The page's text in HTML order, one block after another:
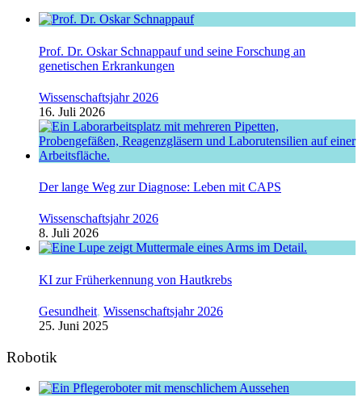
Prof. Dr. Oskar Schnappauf und seine Forschung an
genetischen Erkrankungen
Wissenschaftsjahr 2026
16. Juli 2026
Der lange Weg zur Diagnose: Leben mit CAPS
Wissenschaftsjahr 2026
8. Juli 2026
KI zur Früherkennung von Hautkrebs
Gesundheit, Wissenschaftsjahr 2026
25. Juni 2025
Robotik